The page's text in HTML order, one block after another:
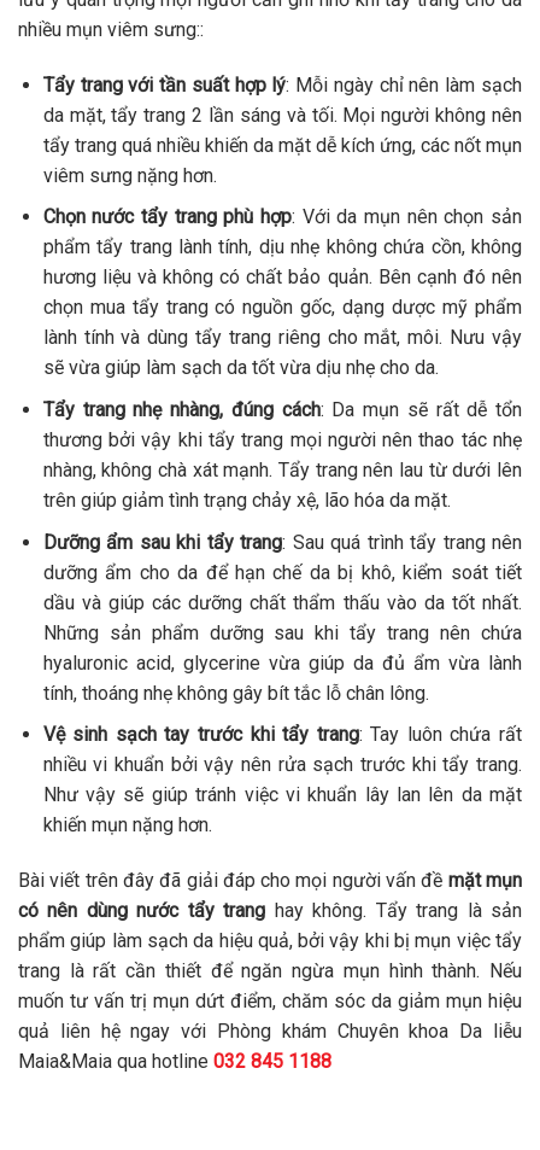
nhiều mụn viêm sưng::
Tẩy trang với tần suất hợp lý: Mỗi ngày chỉ nên làm sạch
da mặt, tẩy trang 2 lần sáng và tối. Mọi người không nên
tẩy trang quá nhiều khiến da mặt dễ kích ứng, các nốt mụn
viêm sưng nặng hơn.
Chọn nước tẩy trang phù hợp: Với da mụn nên chọn sản
phẩm tẩy trang lành tính, dịu nhẹ không chứa cồn, không
hương liệu và không có chất bảo quản. Bên cạnh đó nên
chọn mua tẩy trang có nguồn gốc, dạng dược mỹ phẩm
lành tính và dùng tẩy trang riêng cho mắt, môi. Nưu vậy
sẽ vừa giúp làm sạch da tốt vừa dịu nhẹ cho da.
Tẩy trang nhẹ nhàng, đúng cách: Da mụn sẽ rất dễ tổn
thương bởi vậy khi tẩy trang mọi người nên thao tác nhẹ
nhàng, không chà xát mạnh. Tẩy trang nên lau từ dưới lên
trên giúp giảm tình trạng chảy xệ, lão hóa da mặt.
Dưỡng ẩm sau khi tẩy trang: Sau quá trình tẩy trang nên
dưỡng ẩm cho da để hạn chế da bị khô, kiểm soát tiết
dầu và giúp các dưỡng chất thẩm thấu vào da tốt nhất.
Những sản phẩm dưỡng sau khi tẩy trang nên chứa
hyaluronic acid, glycerine vừa giúp da đủ ẩm vừa lành
tính, thoáng nhẹ không gây bít tắc lỗ chân lông.
Vệ sinh sạch tay trước khi tẩy trang: Tay luôn chứa rất
nhiều vi khuẩn bởi vậy nên rửa sạch trước khi tẩy trang.
Như vậy sẽ giúp tránh việc vi khuẩn lây lan lên da mặt
khiến mụn nặng hơn.
Bài viết trên đây đã giải đáp cho mọi người vấn đề mặt mụn
có nên dùng nước tẩy trang hay không. Tẩy trang là sản
phẩm giúp làm sạch da hiệu quả, bởi vậy khi bị mụn việc tẩy
trang là rất cần thiết để ngăn ngừa mụn hình thành. Nếu
muốn tư vấn trị mụn dứt điểm, chăm sóc da giảm mụn hiệu
quả liên hệ ngay với Phòng khám Chuyên khoa Da liễu
Maia&Maia qua hotline 032 845 1188